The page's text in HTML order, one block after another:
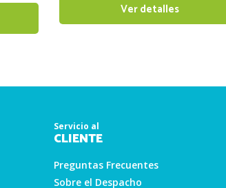
Ver detalles
Servicio al
CLIENTE
Preguntas Frecuentes
Sobre el Despacho